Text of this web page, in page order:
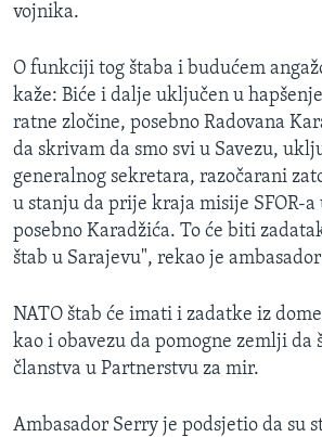
vojnika.
O funkciji tog štaba i budućem
kaže: Biće i dalje uključen u
ratne zločine, posebno Radovana
da skrivam da smo svi u Savezu,
generalnog sekretara, razočarani
u stanju da prije kraja misije SFOR-a
posebno Karadžića. To će biti
štab u Sarajevu", rekao je
NATO štab će imati i zadatke iz
kao i obavezu da pomogne zemlji da
članstva u Partnerstvu za mir.
Ambasador Serry je podsjetio da su